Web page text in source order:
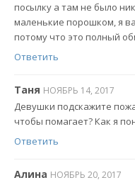
посылку а там не было
маленькие порошком, я
потому что это полный
Ответить
Таня НОЯБРЬ 14, 2017
Девушки подскажите
чтобы помагает? Как я
Ответить
Алина НОЯБРЬ 20, 2017